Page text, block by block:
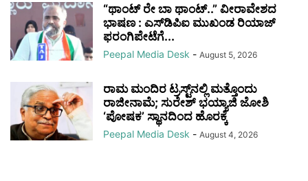
“ಥಾಂಟ್ ರೇ ಬಾ ಥಾಂಟ್..” ವೀರಾವೇಶದ
ಭಾಷಣ : ಎಸ್‌ಡಿ‌ಪಿಐ ಮುಖಂಡ ರಿಯಾಜ್‌
ಫರಂಗಿಪೇಟೆಗೆ...
Peepal Media Desk - August 5, 2026
ರಾಮ ಮಂದಿರ ಟ್ರಸ್ಟ್‌ನಲ್ಲಿ ಮತ್ತೊಂದು
ರಾಜೀನಾಮೆ; ಸುರೇಶ್ ಭಯ್ಯಾಜಿ ಜೋಶಿ
‘ಪೋಷಕ’ ಸ್ಥಾನದಿಂದ ಹೊರಕ್ಕೆ
Peepal Media Desk - August 4, 2026